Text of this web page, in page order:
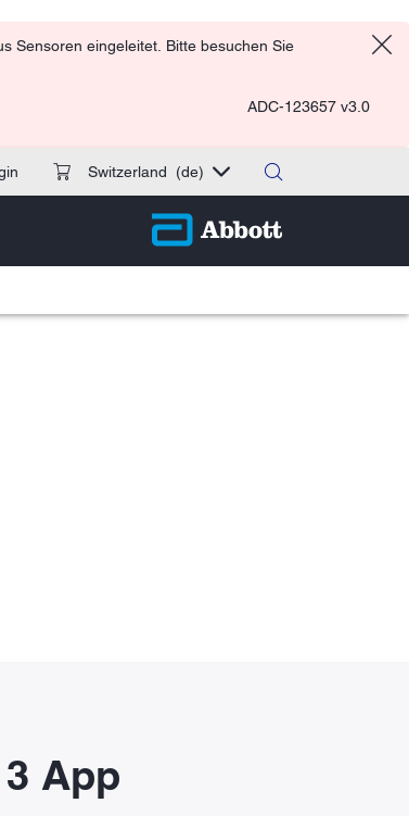
Sensoren eingeleitet. Bitte besuchen Sie
ADC-123657 v3.0
Switzerland (de)
App